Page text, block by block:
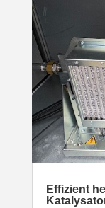
Effizient